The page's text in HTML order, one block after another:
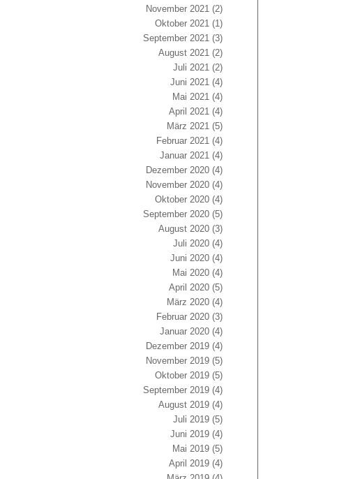
November 2021(2)
Oktober 2021(1)
September 2021(3)
August 2021(2)
Juli 2021(2)
Juni 2021(4)
Mai 2021(4)
April 2021(4)
März 2021(5)
Februar 2021(4)
Januar 2021(4)
Dezember 2020(4)
November 2020(4)
Oktober 2020(4)
September 2020(5)
August 2020(3)
Juli 2020(4)
Juni 2020(4)
Mai 2020(4)
April 2020(5)
März 2020(4)
Februar 2020(3)
Januar 2020(4)
Dezember 2019(4)
November 2019(5)
Oktober 2019(5)
September 2019(4)
August 2019(4)
Juli 2019(5)
Juni 2019(4)
Mai 2019(5)
April 2019(4)